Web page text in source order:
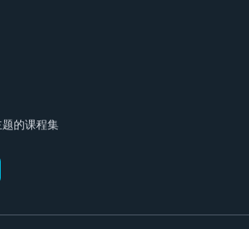
的课程集